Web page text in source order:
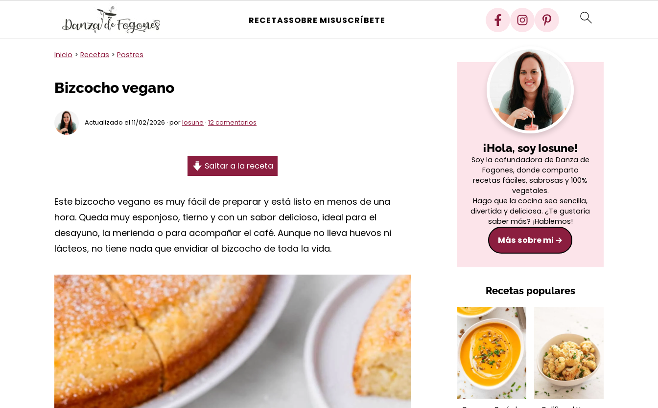
RECETASSOBRE MISUSCRÍBETE
Inicio > Recetas > Postres
Bizcocho vegano
Actualizado el 11/02/2026 · porIosune · 12 comentarios
Saltar a la receta
Este bizcocho vegano es muy fácil de preparar y está listo en menos de una
hora. Queda muy esponjoso, tierno y con un sabor delicioso, ideal para el
desayuno, la merienda o para acompañar el café. Aunque no lleva huevos ni
lácteos, no tiene nada que envidiar al bizcocho de toda la vida.
¡Hola, soy Iosune!
Soy la cofundadora de Danza de
Fogones, donde comparto
recetas fáciles, sabrosas y 100%
vegetales.
Hago que la cocina sea sencilla,
divertida y deliciosa. ¿Te gustaría
saber más? ¡Hablemos!
Más sobre mi
Recetas populares